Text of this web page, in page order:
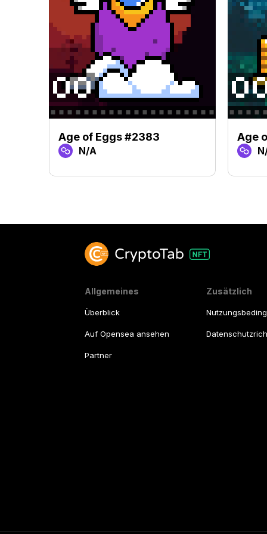
Age of Eggs #2383
N/A
Age
Allgemeines
Überblick
Auf Opensea ansehen
Partner
Zusätzlich